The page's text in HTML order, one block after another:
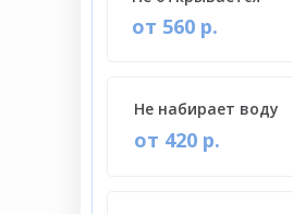
от 420 р.
Не набирает воду
от 560 р.